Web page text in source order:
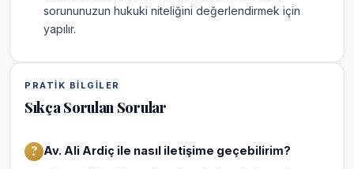
sorununuzun hukuki niteliğini değerlendirmek için
yapılır.
PRATIK BILGILER
Sıkça Sorulan Sorular
Av. Ali Ardiç ile nasıl iletişime geçebilirim?